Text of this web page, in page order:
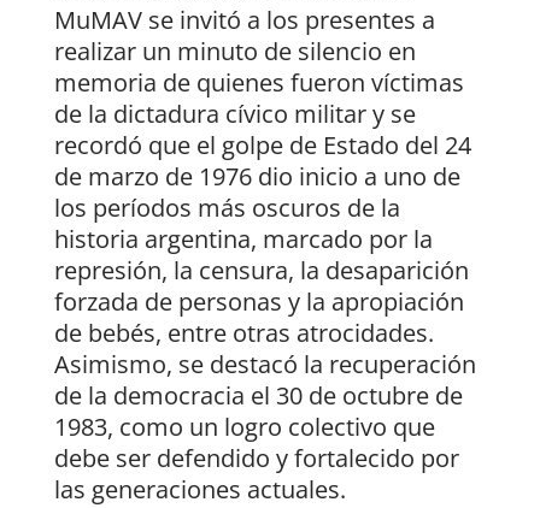
MuMAV se invitó a los presentes a
realizar un minuto de silencio en
memoria de quienes fueron víctimas
de la dictadura cívico militar y se
recordó que el golpe de Estado del 24
de marzo de 1976 dio inicio a uno de
los períodos más oscuros de la
historia argentina, marcado por la
represión, la censura, la desaparición
forzada de personas y la apropiación
de bebés, entre otras atrocidades.
Asimismo, se destacó la recuperación
de la democracia el 30 de octubre de
1983, como un logro colectivo que
debe ser defendido y fortalecido por
las generaciones actuales.